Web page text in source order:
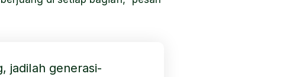
jadilah generasi-